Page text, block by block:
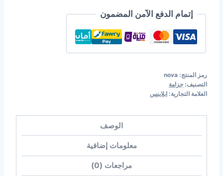
إتمام الدفع الآمن المضمون
رمز المنتج: nova
التصنيف: جزامة
العلامة التجارية: ابلاينس
الوصف
معلومات إضافية
مراجعات (0)